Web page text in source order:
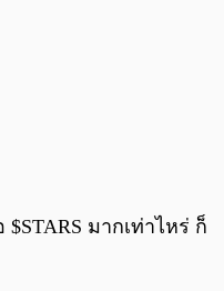
มากเท่าไหร่ ก็